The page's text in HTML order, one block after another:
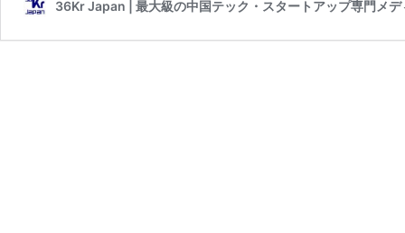
36Kr Japan | 最大級の中国テック・スタートアップ専門メデ